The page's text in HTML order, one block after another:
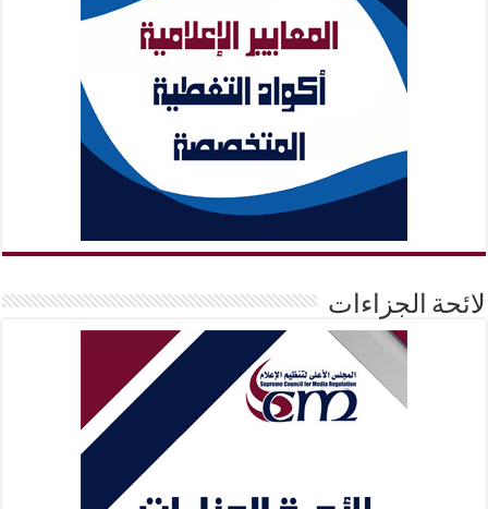
لائحة الجزاءات